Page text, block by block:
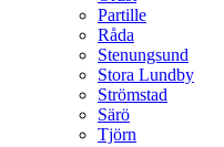
Partille
Råda
Stenungsund
Stora Lundby
Strömstad
Särö
Tjörn